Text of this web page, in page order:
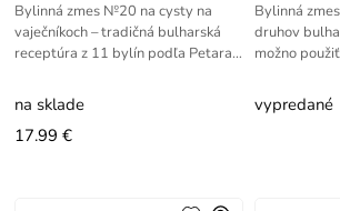
Bylinná zmes №20 na cysty na
vaječníkoch – tradičná bulharská
receptúra z 11 bylín podľa Petara
ženského zdravia.
na sklade
17.99 €
Bylinná
druhov
možno
№6 z 8
vypredané